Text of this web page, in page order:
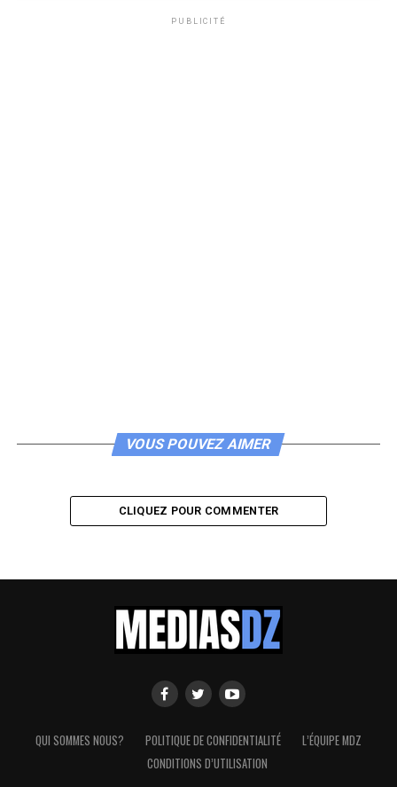
PUBLICITÉ
VOUS POUVEZ AIMER
CLIQUEZ POUR COMMENTER
QUI SOMMES NOUS? POLITIQUE DE CONFIDENTIALITÉ
L’ÉQUIPE MDZ
CONDITIONS D’UTILISATION